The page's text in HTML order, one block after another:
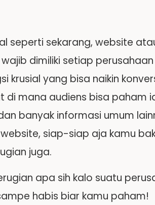
seperti sekarang, website
dimiliki setiap
krusial yang bisa naikin
di mana audiens bisa paham
banyak informasi umum
siap-siap aja kamu
juga.
apa sih kalo suatu
habis biar kamu paham!